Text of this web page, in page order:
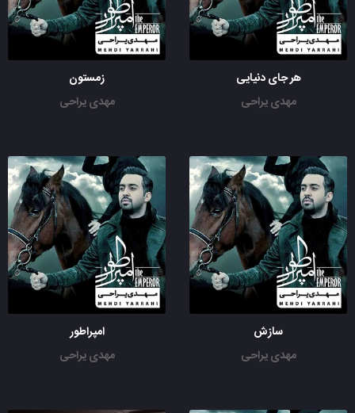
هر جای دنیایی
مهدی یراحی
زمستون
مهدی یراحی
سازش
مهدی یراحی
امپراطور
مهدی یراحی